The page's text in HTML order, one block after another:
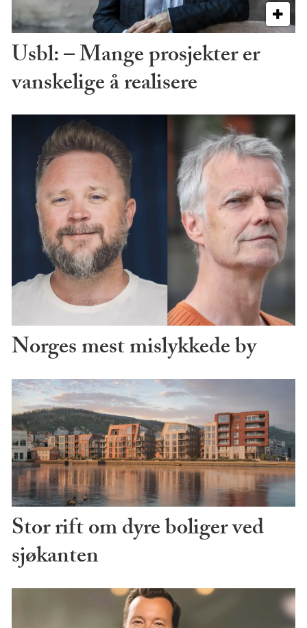
Usbl: – Mange prosjekter er
vanskelige å realisere
Norges mest mislykkede by
Stor rift om dyre boliger ved
sjøkanten